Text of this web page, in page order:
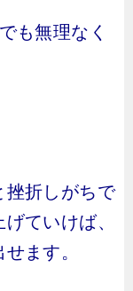
も無理なく
挫折しがちで
ていけば、
ます。